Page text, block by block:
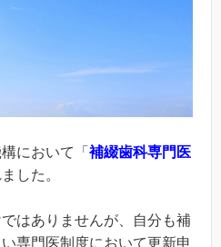
において「 補綴歯科専門医
した。
はありませんが、自分も補
専門医制度において更新申